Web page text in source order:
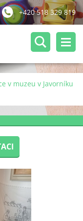
+420 518 329 819
v muzeu v Javorníku